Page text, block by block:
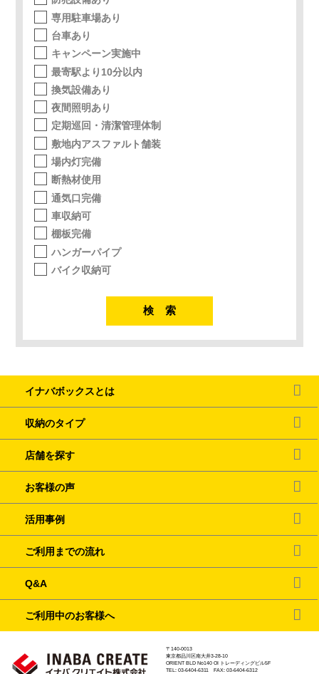
専用駐車場あり
台車あり
キャンペーン実施中
最寄駅より10分以内
換気設備あり
夜間照明あり
定期巡回・清潔管理体制
敷地内アスファルト舗装
場内灯完備
断熱材使用
通気口完備
車収納可
棚板完備
ハンガーパイプ
バイク収納可
イナバボックスとは
収納のタイプ
店舗を探す
お客様の声
活用事例
ご利用までの流れ
Q&A
ご利用中のお客様へ
〒140-0013
東京都品川区南大井3-28-10
ORIENT BLD No140 OI トレーディングビル5F
TEL: 03-6404-6311 FAX: 03-6404-6312